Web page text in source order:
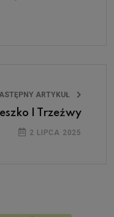
ARTYKUŁ
I Trzeźwy
2 LIPCA 2025